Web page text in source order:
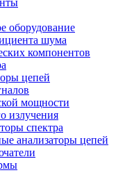
оборудование
шума
компонентов
цепей
мощности
излучения
спектра
анализаторы цепей